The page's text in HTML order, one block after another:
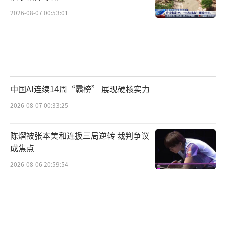
2026-08-07 00:53:01
中国AI连续14周“霸榜” 展现硬核实力
2026-08-07 00:33:25
陈熠被张本美和连扳三局逆转 裁判争议
成焦点
2026-08-06 20:59:54